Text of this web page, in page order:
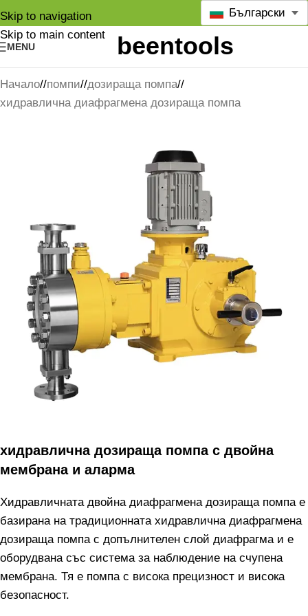
Skip to navigation
Skip to main content
MENU
Български
Начало/ помпи/ дозираща помпа/
хидравлична диафрагмена дозираща помпа
хидравлична дозираща помпа с двойна
мембрана и аларма
Хидравличната двойна диафрагмена дозираща помпа е
базирана на традиционната хидравлична диафрагмена
дозираща помпа с допълнителен слой диафрагма и е
оборудвана със система за наблюдение на счупена
мембрана. Тя е помпа с висока прецизност и висока
безопасност.